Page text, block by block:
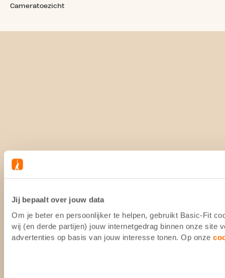
Jij bepaalt over jouw data
Om je beter en persoonlijker te helpen, gebruikt Basic-Fit
wij (en derde partijen) jouw internetgedrag binnen onze site
advertenties op basis van jouw interesse tonen. Op onze
Cameratoezicht